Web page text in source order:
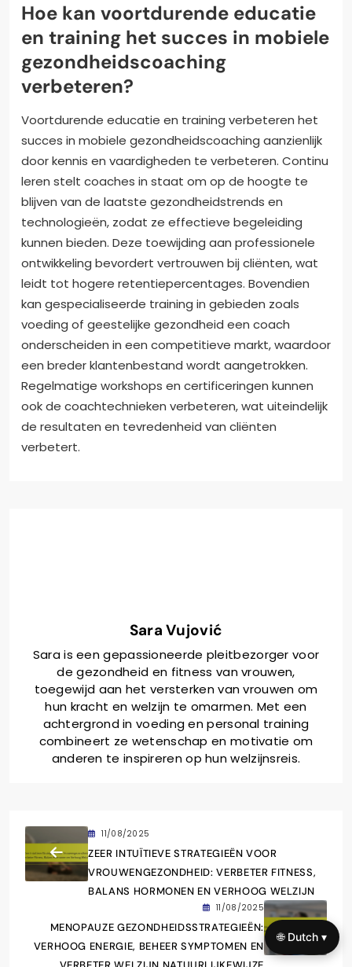
Hoe kan voortdurende educatie
en training het succes in mobiele
gezondheidscoaching
verbeteren?
Voortdurende educatie en training verbeteren het
succes in mobiele gezondheidscoaching aanzienlijk
door kennis en vaardigheden te verbeteren. Continu
leren stelt coaches in staat om op de hoogte te
blijven van de laatste gezondheidstrends en
technologieën, zodat ze effectieve begeleiding
kunnen bieden. Deze toewijding aan professionele
ontwikkeling bevordert vertrouwen bij cliënten, wat
leidt tot hogere retentiepercentages. Bovendien
kan gespecialiseerde training in gebieden zoals
voeding of geestelijke gezondheid een coach
onderscheiden in een competitieve markt, waardoor
een breder klantenbestand wordt aangetrokken.
Regelmatige workshops en certificeringen kunnen
ook de coachtechnieken verbeteren, wat uiteindelijk
de resultaten en tevredenheid van cliënten
verbetert.
Sara Vujović
Sara is een gepassioneerde pleitbezorger voor
de gezondheid en fitness van vrouwen,
toegewijd aan het versterken van vrouwen om
hun kracht en welzijn te omarmen. Met een
achtergrond in voeding en personal training
combineert ze wetenschap en motivatie om
anderen te inspireren op hun welzijnsreis.
11/08/2025
ZEER INTUÏTIEVE STRATEGIEËN VOOR
VROUWENGEZONDHEID: VERBETER FITNESS,
BALANS HORMONEN EN VERHOOG WELZIJN
11/08/2025
MENOPAUZE GEZONDHEIDSSTRATEGIEËN:
VERHOOG ENERGIE, BEHEER SYMPTOMEN EN
🌐 Dutch ▾